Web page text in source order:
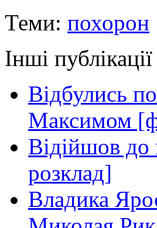
Теми: похорон
Інші
Відбулись
Максимом
Відійшов до
розклад]
Владика